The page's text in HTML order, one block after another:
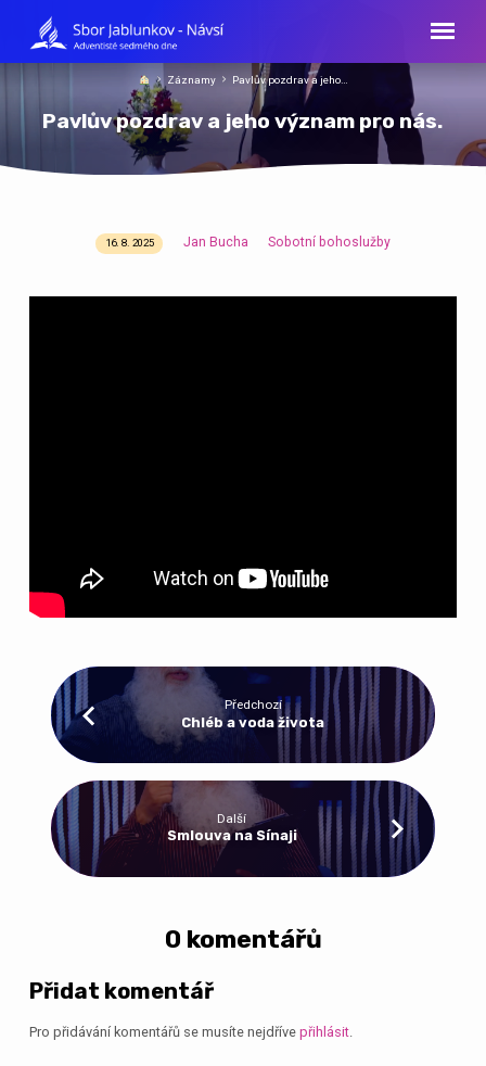
Pavlův pozdrav a jeho význam pro nás.
Záznamy Pavlův pozdrav a jeho…
Pavlův
16. 8. 2025 Jan Bucha Sobotní bohoslužby
Předchozí
Chléb a voda života
Další
Smlouva na Sínaji
0 komentářů
Přidat komentář
Pro přidávání komentářů se musíte nejdříve přihlásit.